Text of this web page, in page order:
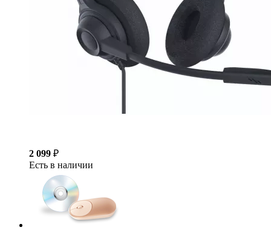
2 099 ₽
Есть в наличии